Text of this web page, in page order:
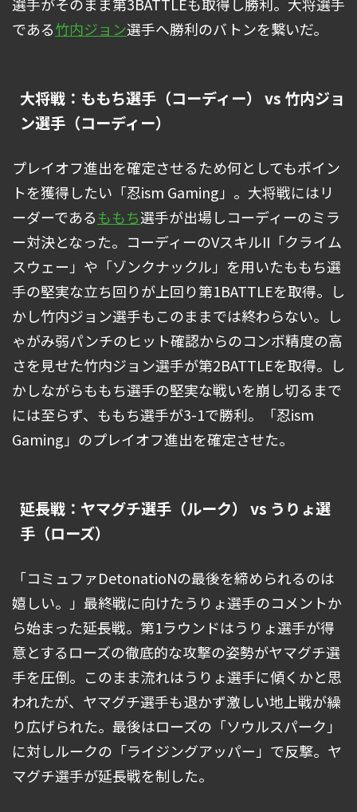
である竹内ジョン選手へ勝利のバトンを繋いだ。
大将戦：ももち選手（コーディー） vs 竹内ジョ
ン選手（コーディー）
プレイオフ進出を確定させるため何としてもポイン
トを獲得したい「忍ism Gaming」。大将戦にはリ
ーダーであるももち選手が出場しコーディーのミラ
ー対決となった。コーディーのVスキルII「クライム
スウェー」や「ゾンクナックル」を用いたももち選
手の堅実な立ち回りが上回り第1BATTLEを取得。し
かし竹内ジョン選手もこのままでは終わらない。し
ゃがみ弱パンチのヒット確認からのコンボ精度の高
さを見せた竹内ジョン選手が第2BATTLEを取得。し
かしながらももち選手の堅実な戦いを崩し切るまで
には至らず、ももち選手が3-1で勝利。「忍ism
Gaming」のプレイオフ進出を確定させた。
延長戦：ヤマグチ選手（ルーク） vs うりょ選
手（ローズ）
「コミュファDetonatioNの最後を締められるのは
嬉しい。」最終戦に向けたうりょ選手のコメントか
ら始まった延長戦。第1ラウンドはうりょ選手が得
意とするローズの徹底的な攻撃の姿勢がヤマグチ選
手を圧倒。このまま流れはうりょ選手に傾くかと思
われたが、ヤマグチ選手も退かず激しい地上戦が繰
り広げられた。最後はローズの「ソウルスパーク」
に対しルークの「ライジングアッパー」で反撃。ヤ
マグチ選手が延長戦を制した。